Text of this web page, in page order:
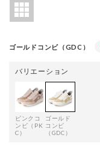
ゴールドコンビ（GDC）
バリエーション
ピンクコ
ンビ（PK
C）
ゴールド
コンビ
（GDC）